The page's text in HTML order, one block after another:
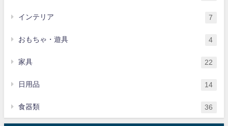
インテリア 7
おもちゃ・遊具 4
家具 22
日用品 14
食器類 36